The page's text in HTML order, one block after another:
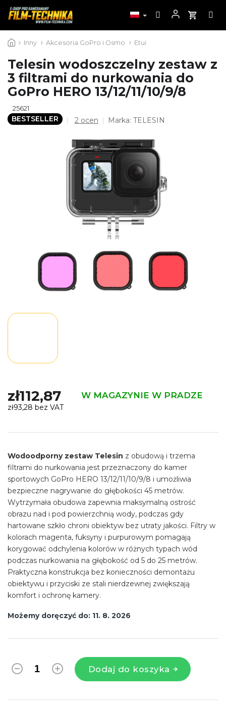
do
Inny Akcesoria GoPro i Osmo Etui
Telesin wodoszczelny zestaw z
3 filtrami do nurkowania do
GoPro HERO 13/12/11/10/9/8
25621
BESTSELLER
Średnia
produktu
wynosi
5,0
na
gwiazdek.
2 ocen Marka:TELESIN
zł112,87 W MAGAZYNIE W PRADZE
zł93,28 bez VAT
jednostkowa:
Możemy doręczyć do: 11. 8. 2026
Dodaj do koszyka
Wodoodporny zestaw Telesin z obudową i trzema
filtrami do nurkowania jest przeznaczony do kamer
sportowych GoPro HERO 13/12/11/10/9/8 i umożliwia
bezpieczne nagrywanie do głębokości 45 metrów.
Wytrzymała obudowa zapewnia maksymalną ostrość
obrazu nad i pod powierzchnią wody, podczas gdy
hartowane szkło chroni obiektyw bez utraty jakości. Filtry w
kolorach magenta, fuksyny i purpurowym pomagają
korygować odchylenia kolorów w różnych typach wód
podczas nurkowania na głębokość od 5 do 25 metrów.
Praktyczna konstrukcja bez konieczności demontażu
obiektywu i przyciski ze stali nierdzewnej zwiększają
komfort i ochronę kamery.